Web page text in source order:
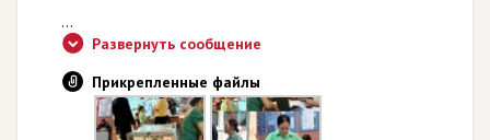
...
Развернуть сообщение
Прикрепленные файлы